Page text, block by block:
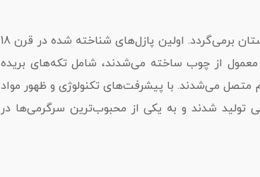
پازل‌ها تاریخچه‌ای طولانی و جالب دارند که به دوران باستان برمی‌گردد. اولین پازل‌های شناخته شده در قرن 18
معمول از چوب ساخته می‌شدند، شامل تکه‌های بریده
متصل می‌شدند. با پیشرفت‌های تکنولوژی و ظهور مواد
متنوعی تولید شدند و به یکی از محبوب‌ترین سرگرمی‌ها در